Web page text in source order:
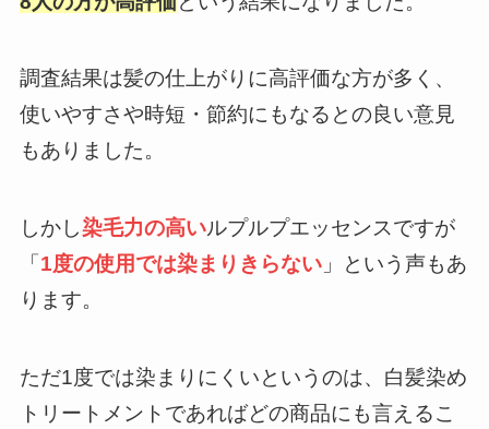
調査結果は髪の仕上がりに高評価な方が多く、
使いやすさや時短・節約にもなるとの良い意見
もありました。
しかし染毛力の高いルプルプエッセンスですが
「 1度の使用では染まりきらない」という声もあ
ります。
ただ1度では染まりにくいというのは、白髪染め
トリートメントであればどの商品にも言えるこ